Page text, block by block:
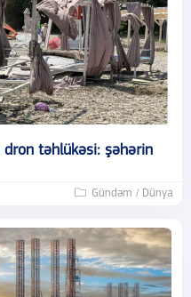
dron təhlükəsi: şəhərin
Gündəm / Dünya